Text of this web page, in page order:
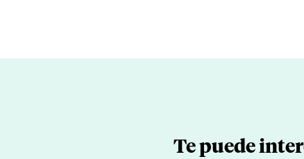
Te puede